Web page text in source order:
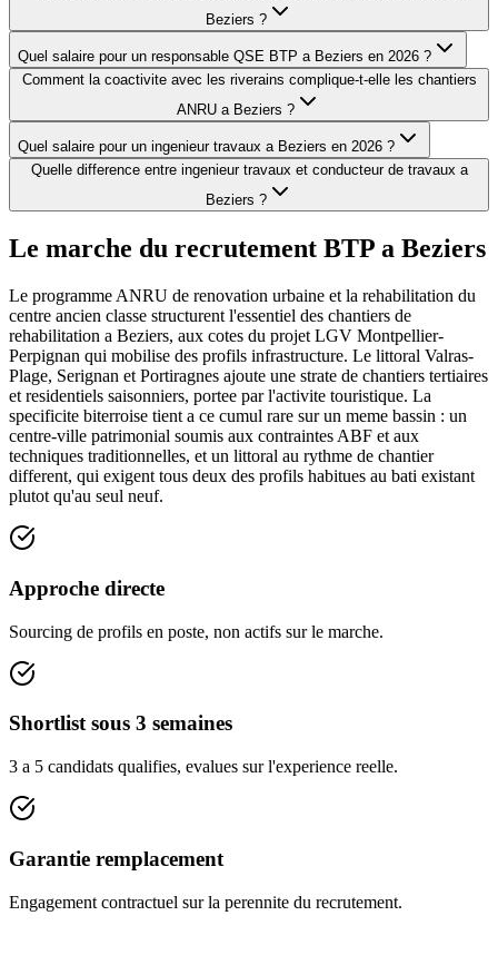
Beziers ?
Quel salaire pour un responsable QSE BTP a Beziers en 2026 ?
Comment la coactivite avec les riverains complique-t-elle les chantiers
ANRU a Beziers ?
Quel salaire pour un ingenieur travaux a Beziers en 2026 ?
Quelle difference entre ingenieur travaux et conducteur de travaux a
Beziers ?
Le marche du recrutement BTP a Beziers
Le programme ANRU de renovation urbaine et la rehabilitation du
centre ancien classe structurent l'essentiel des chantiers de
rehabilitation a Beziers, aux cotes du projet LGV Montpellier-
Perpignan qui mobilise des profils infrastructure. Le littoral Valras-
Plage, Serignan et Portiragnes ajoute une strate de chantiers tertiaires
et residentiels saisonniers, portee par l'activite touristique. La
specificite biterroise tient a ce cumul rare sur un meme bassin : un
centre-ville patrimonial soumis aux contraintes ABF et aux
techniques traditionnelles, et un littoral au rythme de chantier
different, qui exigent tous deux des profils habitues au bati existant
plutot qu'au seul neuf.
Approche directe
Sourcing de profils en poste, non actifs sur le marche.
Shortlist sous 3 semaines
3 a 5 candidats qualifies, evalues sur l'experience reelle.
Garantie remplacement
Engagement contractuel sur la perennite du recrutement.